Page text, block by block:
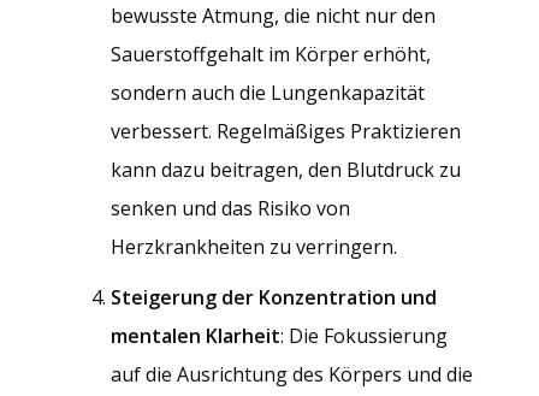
bewusste Atmung, die nicht nur den
Sauerstoffgehalt im Körper erhöht,
sondern auch die Lungenkapazität
verbessert. Regelmäßiges Praktizieren
kann dazu beitragen, den Blutdruck zu
senken und das Risiko von
Herzkrankheiten zu verringern.
Steigerung der Konzentration und
mentalen Klarheit: Die Fokussierung
auf die Ausrichtung des Körpers und die